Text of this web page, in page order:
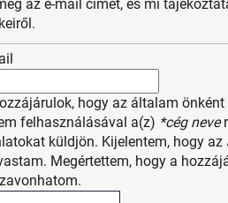
az e-mail címét, és mi
hogy az általam
felhasználásával a(z) *cég neve
küldjön. Kijelentem, hogy az
Megértettem, hogy a